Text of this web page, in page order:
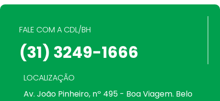
FALE COM A CDL/BH
(31) 3249-1666
LOCALIZAÇÃO
Av. João Pinheiro, nº 495 - Boa Viagem. Belo